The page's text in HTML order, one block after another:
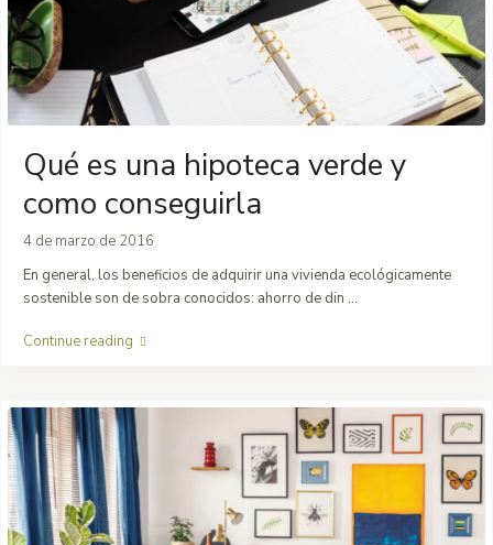
Qué es una hipoteca verde y
como conseguirla
4 de marzo de 2016
En general, los beneficios de adquirir una vivienda ecológicamente
sostenible son de sobra conocidos: ahorro de din ...
Continue reading